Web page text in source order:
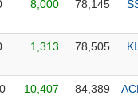
8,000 78,145
1,313 78,505
10,407 84,389